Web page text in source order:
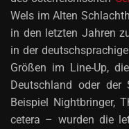
Wels im Alten
in den letzten Jahren
in der
Größen im Line-Up,
Deutschland oder
Beispiel Nightbringer,
cetera – wurden die